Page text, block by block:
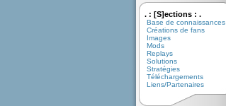
. : [S]ections : .
Base de connaissances
Créations de fans
Images
Mods
Replays
Solutions
Stratégies
Téléchargements
Liens/Partenaires